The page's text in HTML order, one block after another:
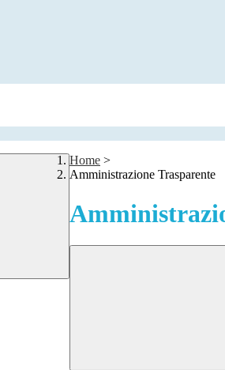
Home >
Amministrazione Trasparente